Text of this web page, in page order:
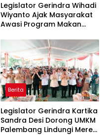
Legislator Gerindra Wihadi
Wiyanto Ajak Masyarakat
Awasi Program Makan
Sasaran
Berita
Legislator Gerindra Kartika
Sandra Desi Dorong UMKM
Palembang Lindungi Merek